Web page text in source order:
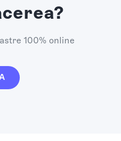
100% online